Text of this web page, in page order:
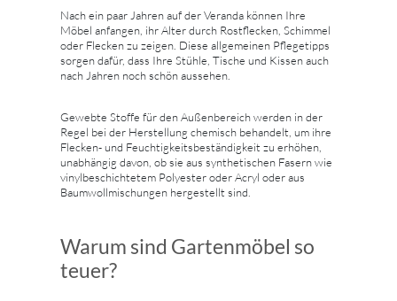
Nach ein paar Jahren auf der Veranda können Ihre
Möbel anfangen, ihr Alter durch Rostflecken, Schimmel
oder Flecken zu zeigen. Diese allgemeinen Pflegetipps
sorgen dafür, dass Ihre Stühle, Tische und Kissen auch
nach Jahren noch schön aussehen.
Gewebte Stoffe für den Außenbereich werden in der
Regel bei der Herstellung chemisch behandelt, um ihre
Flecken- und Feuchtigkeitsbeständigkeit zu erhöhen,
unabhängig davon, ob sie aus synthetischen Fasern wie
vinylbeschichtetem Polyester oder Acryl oder aus
Baumwollmischungen hergestellt sind.
Warum sind Gartenmöbel so
teuer?